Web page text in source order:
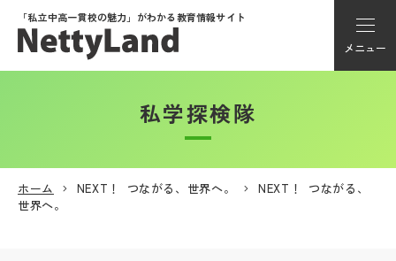
「私立中高一貫校の魅力」がわかる教育情報サイト
メニュー
アカウント登録
メニュー
私学探検隊
ホーム NEXT！ つながる、世界へ。
NEXT！ つながる、
世界へ。